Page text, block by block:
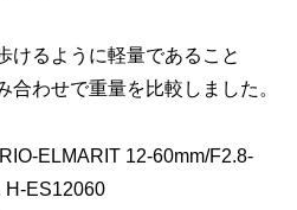
るように軽量であること
わせで重量を比較しました。
ELMARIT 12-60mm/F2.8-
H-ES12060